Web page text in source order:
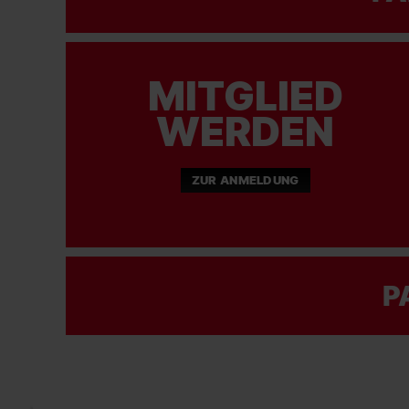
MITGLIED
WERDEN
ZUR ANMELDUNG